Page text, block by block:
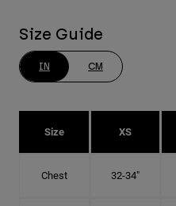
Size Guide
IN CM
Size XS
Chest 32-34"